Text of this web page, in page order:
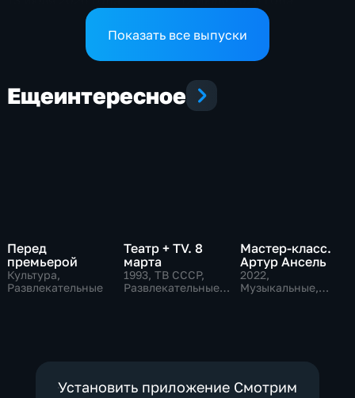
Показать все выпуски
Ещеинтересное
Перед
премьерой
Культура,
Развлекательные
Театр + TV. 8
марта
1993, ТВ СССР,
Развлекательные,
Мастер-класс.
Артур Ансель
2022,
Музыкальные,
Установить приложение Смотрим